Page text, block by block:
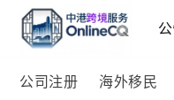
公司注册 海外移民